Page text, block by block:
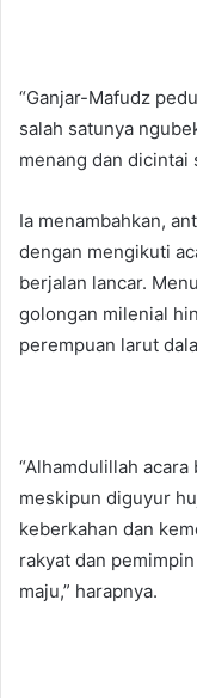
“Ganjar-Mafudz
salah satunya
menang dan dicintai
Ia menambahkan,
dengan mengikuti
berjalan lancar.
golongan milenial
perempuan larut
“Alhamdulillah
meskipun diguyur
keberkahan dan
rakyat dan
maju,” harapnya.